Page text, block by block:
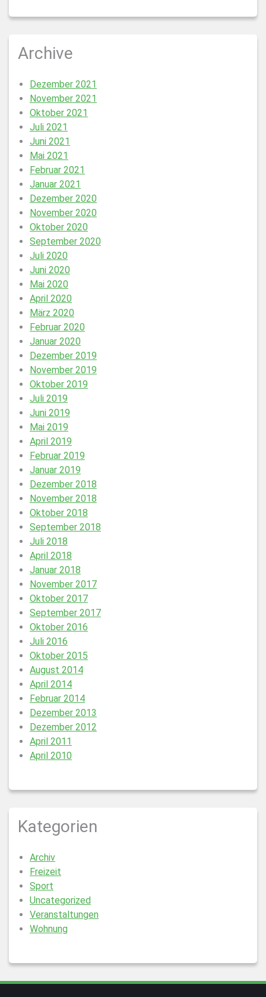
Archive
Dezember 2021
November 2021
Oktober 2021
Juli 2021
Juni 2021
Mai 2021
Februar 2021
Januar 2021
Dezember 2020
November 2020
Oktober 2020
September 2020
Juli 2020
Juni 2020
Mai 2020
April 2020
März 2020
Februar 2020
Januar 2020
Dezember 2019
November 2019
Oktober 2019
Juli 2019
Juni 2019
Mai 2019
April 2019
Februar 2019
Januar 2019
Dezember 2018
November 2018
Oktober 2018
September 2018
Juli 2018
April 2018
Januar 2018
November 2017
Oktober 2017
September 2017
Oktober 2016
Juli 2016
Oktober 2015
August 2014
April 2014
Februar 2014
Dezember 2013
Dezember 2012
April 2011
April 2010
Kategorien
Archiv
Freizeit
Sport
Uncategorized
Veranstaltungen
Wohnung